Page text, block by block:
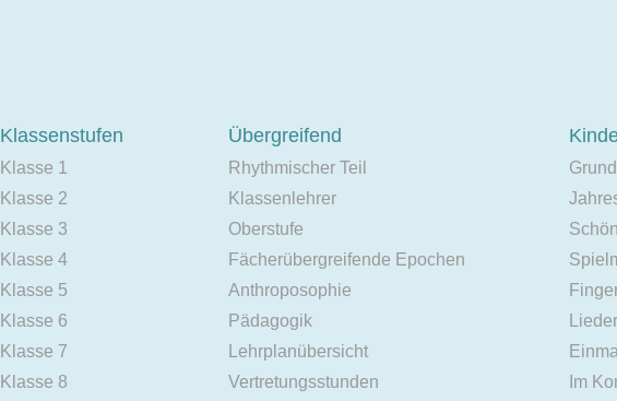
Klassenstufen
Klasse 1
Klasse 2
Klasse 3
Klasse 4
Klasse 5
Klasse 6
Klasse 7
Klasse 8
Übergreifend
Rhythmischer Teil
Klassenlehrer
Oberstufe
Fächerübergreifende Epochen
Anthroposophie
Pädagogik
Lehrplanübersicht
Vertretungsstunden
Lieder
Im